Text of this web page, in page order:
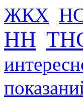
ЖКХ
НН